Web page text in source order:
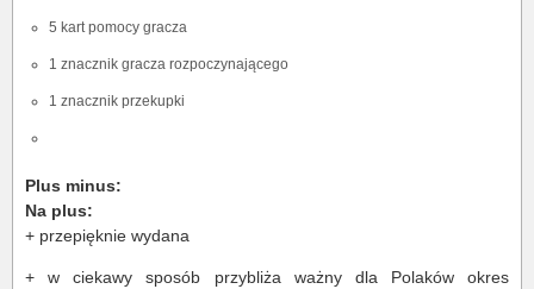
5 kart pomocy gracza
1 znacznik gracza rozpoczynającego
1 znacznik przekupki
Plus minus:
Na plus:
+ przepięknie wydana
+ w ciekawy sposób przybliża ważny dla Polaków okres